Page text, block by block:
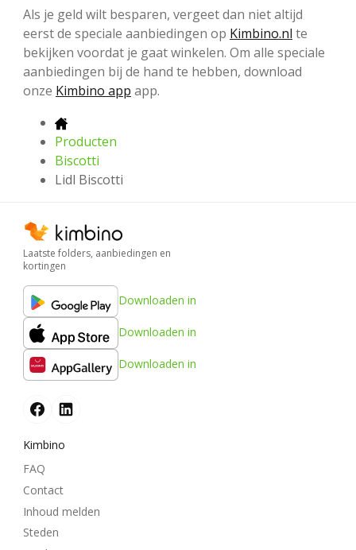
Als je geld wilt besparen, vergeet dan niet altijd
eerst de speciale aanbiedingen op Kimbino.nl te
bekijken voordat je gaat winkelen. Om alle speciale
aanbiedingen bij de hand te hebben, download
onze Kimbino app app.
Producten
Biscotti
Lidl Biscotti
Laatste folders, aanbiedingen en
kortingen
Downloaden in
Downloaden in
Downloaden in
Kimbino
FAQ
Contact
Inhoud melden
Steden